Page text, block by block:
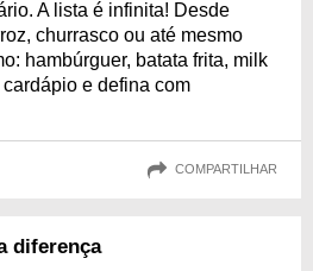
A lista é infinita! Desde
churrasco ou até mesmo
hambúrguer, batata frita, milk
e defina com
COMPARTILHAR
diferença